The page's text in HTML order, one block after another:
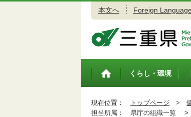
本文へ Foreign
トップペ
くらし・環境
現在位置： トップページ >
担当所属：
県庁の組織一覧 >